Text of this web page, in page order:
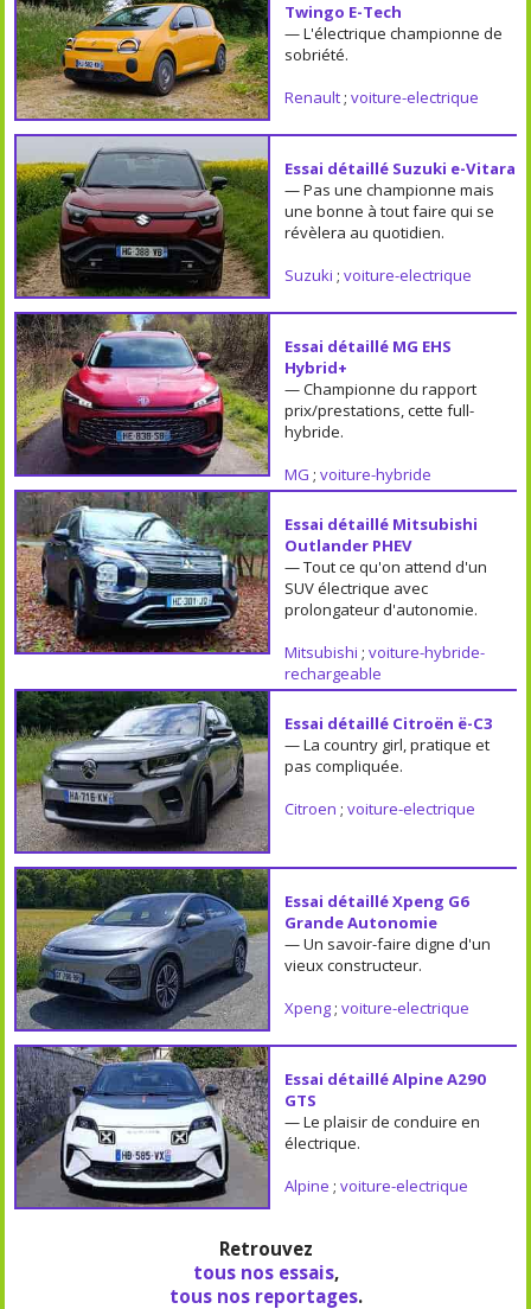
Twingo E-Tech
— L'électrique championne de
sobriété.
Renault; voiture-electrique
Essai détaillé Suzuki e-Vitara
— Pas une championne mais
une bonne à tout faire qui se
révèlera au quotidien.
Suzuki ; voiture-electrique
Essai détaillé MG EHS
Hybrid+
— Championne du rapport
prix/prestations, cette full-
hybride.
MG ; voiture-hybride
Essai détaillé Mitsubishi
Outlander PHEV
— Tout ce qu'on attend d'un
SUV électrique avec
prolongateur d'autonomie.
Mitsubishi ; voiture-hybride-
rechargeable
Essai détaillé Citroën ë-C3
— La country girl, pratique et
pas compliquée.
Citroen ; voiture-electrique
Essai détaillé Xpeng G6
Grande Autonomie
— Un savoir-faire digne d'un
vieux constructeur.
Xpeng; voiture-electrique
Essai détaillé Alpine A290
GTS
— Le plaisir de conduire en
électrique.
Alpine ; voiture-electrique
Retrouvez
tous nos essais,
tous nos reportages.